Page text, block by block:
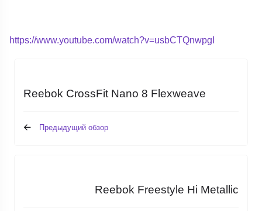
https://www.youtube.com/watch?v=usbCTQnwpgI
Reebok CrossFit Nano 8 Flexweave
Предыдущий обзор
Reebok Freestyle Hi Metallic